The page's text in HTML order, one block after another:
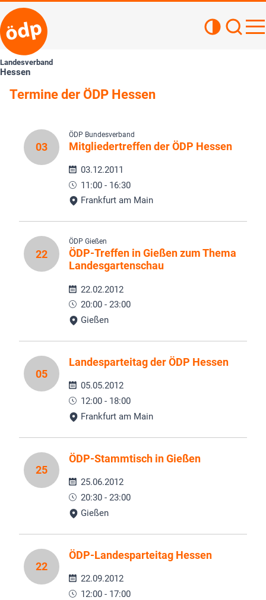
Landesverband
Hessen
Termine der ÖDP Hessen
03
ÖDP Bundesverband
Mitgliedertreffen der ÖDP Hessen
03.12.2011
11:00 - 16:30
Frankfurt am Main
22
ÖDP Gießen
ÖDP-Treffen in Gießen zum Thema
Landesgartenschau
22.02.2012
20:00 - 23:00
Gießen
05
Landesparteitag der ÖDP Hessen
05.05.2012
12:00 - 18:00
Frankfurt am Main
25
ÖDP-Stammtisch in Gießen
25.06.2012
20:30 - 23:00
Gießen
22
ÖDP-Landesparteitag Hessen
22.09.2012
12:00 - 17:00